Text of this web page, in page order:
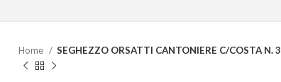
Home SEGHEZZO ORSATTI CANTONIERE C/COSTA N. 3